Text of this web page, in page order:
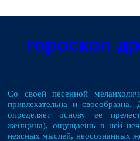
гороскоп
Со своей песенной
привлекательна и
определяет основу ее
женщина), ощущаешь в ней
неясных мыслей, неосознанных